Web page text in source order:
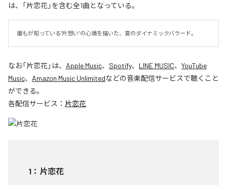
は、「片恋花」を含む全1曲となっている。
誰もが知っている"片想い”の心情を描いた、夏のダイナミックバラード。
なお「片恋花」は、 Apple Music、 Spotify、 LINE MUSIC、 YouTube
Music、 Amazon Music Unlimitedなどの音楽配信サービスで聴くこと
ができる。
各配信サービス： 片恋花
1 ： 片恋花